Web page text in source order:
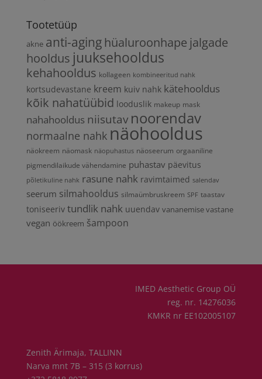
Tootetüüp
akne anti-aging hüaluroonhape jalgade
hooldus juuksehooldus
kehahooldus kollageen kombineeritud nahk
kortsudevastane kreem kuiv nahk kätehooldus
kõik nahatüübid looduslik makeup mask
nahahooldus niisutav noorendav
normaalne nahk näohooldus
näokreem näomask näopuhastus näoseerum orgaaniline
pigmendilaikude vähendamine puhastav päevitus
põletikuline nahk rasune nahk ravimtaimed salendav
seerum silmahooldus silmaümbruskreem SPF taastav
toniseeriv tundlik nahk uuendav vananemise vastane
vegan öökreem šampoon
IMED Aesthetic Group OÜ
reg. nr. 14276036
KMKR nr EE102005107
Zenith Ärimaja, TALLINN
Narva mnt 7B – 315 (3 korrus)